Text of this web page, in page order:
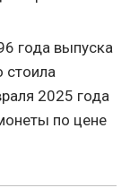
года выпуска
стоила
2025 года
по цене